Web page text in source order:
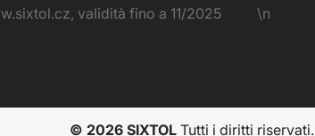
\n
© 2026 SIXTOL Tutti i diritti riservati.